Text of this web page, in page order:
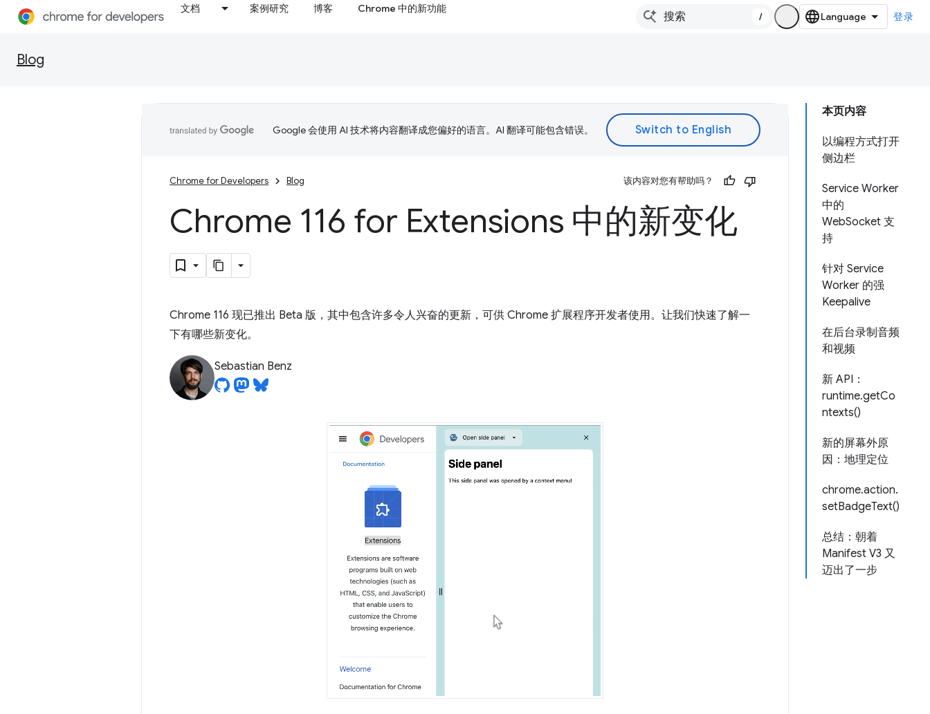
文档 案例研究 博客 Chrome 中的新功能
/ 登录
Blog
本页内容
以编程方式打开
侧边栏
Service Worker
中的
WebSocket 支
持
针对 Service
Worker 的强
Keepalive
在后台录制音频
和视频
新 API：
runtime.getCo
ntexts()
新的屏幕外原
因：地理定位
chrome.action.
setBadgeText()
总结：朝着
Manifest V3 又
迈出了一步
Google 会使用 AI 技术将内容翻译成您偏好的语言。AI 翻译可能包含错误。
Chrome for Developers Blog 该内容对您有帮助吗？
Chrome 116 for Extensions 中的新变化
Chrome 116 现已推出 Beta 版，其中包含许多令人兴奋的更新，可供 Chrome 扩展程序开发者使用。让我们快速了解一
下有哪些新变化。
Sebastian Benz